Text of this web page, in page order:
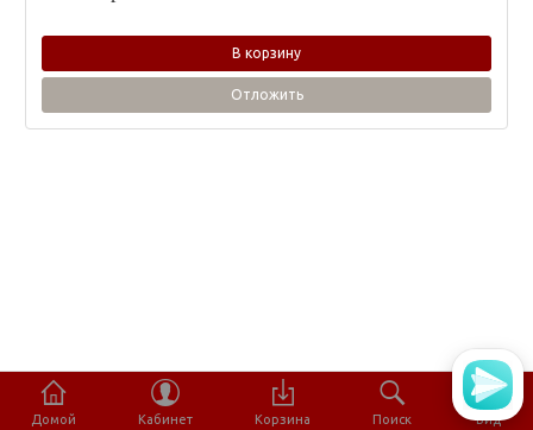
В корзину
Отложить
Домой Кабинет Корзина Поиск Вид